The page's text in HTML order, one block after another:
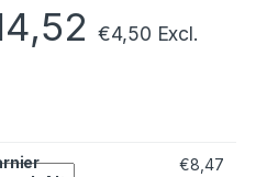
€4,50 Excl.
€8,47